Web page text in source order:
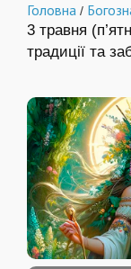
Головна /
3 травня
традиції та